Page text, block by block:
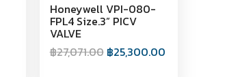
Honeywell VPI-080-
FPL4 Size.3” PICV
VALVE
฿27,071.00 ฿25,300.00